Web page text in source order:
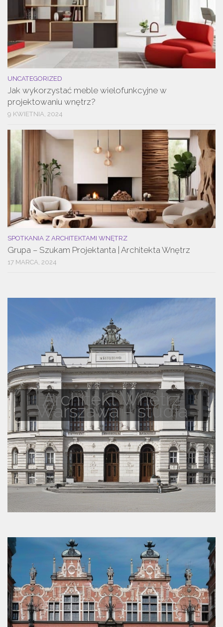
UNCATEGORIZED
Jak wykorzystać meble wielofunkcyjne w
projektowaniu wnętrz?
9 KWIETNIA, 2024
SPOTKANIA Z ARCHITEKTAMI WNĘTRZ
Grupa – Szukam Projektanta | Architekta Wnętrz
17 MARCA, 2024
Architekt Wnętrz
Warszawa – studia